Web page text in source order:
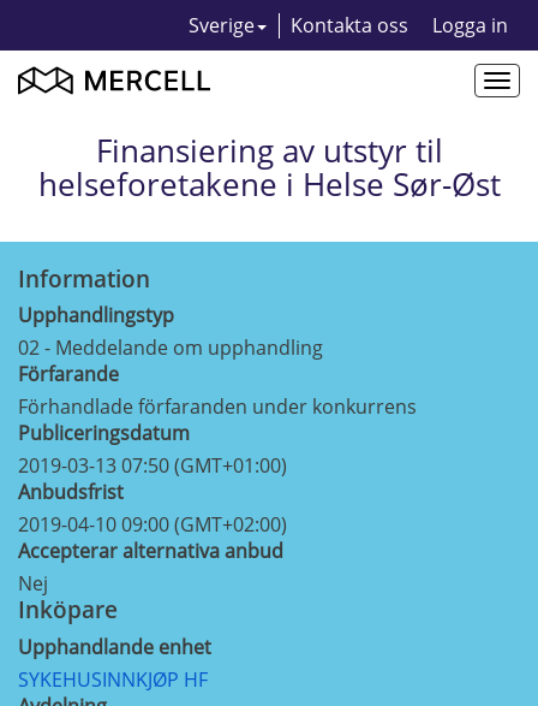
Sverige Kontakta oss Logga in
Finansiering av utstyr til
helseforetakene i Helse Sør-Øst
Information
Upphandlingstyp
02 - Meddelande om upphandling
Förfarande
Förhandlade förfaranden under konkurrens
Publiceringsdatum
2019-03-13 07:50 (GMT+01:00)
Anbudsfrist
2019-04-10 09:00 (GMT+02:00)
Accepterar alternativa anbud
Nej
Inköpare
Upphandlande enhet
SYKEHUSINNKJØP HF